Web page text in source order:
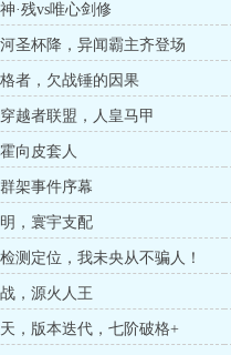
·残vs唯心剑修
圣杯降，异闻霸主齐登场
者，欠战锤的因果
越者联盟，人皇马甲
向皮套人
架事件序幕
，寰宇支配
测定位，我未央从不骗人！
，源火人王
，版本迭代，七阶破格+